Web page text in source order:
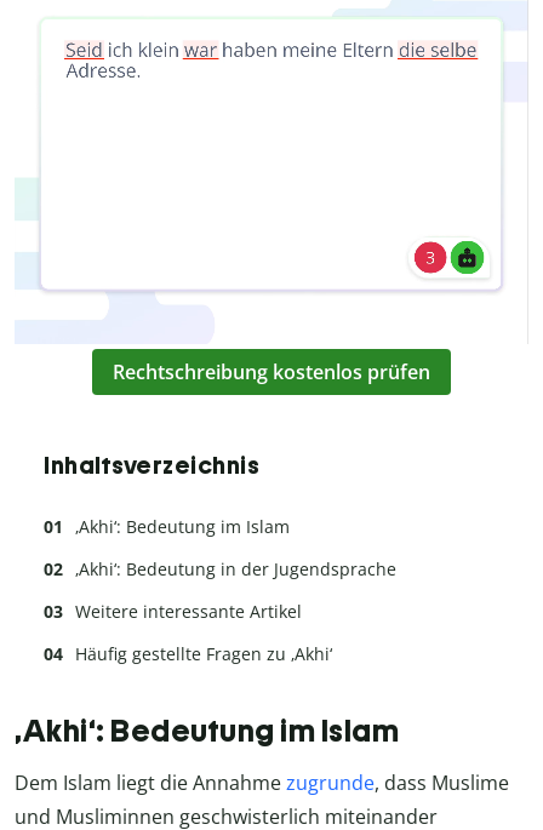
Rechtschreibung kostenlos prüfen
Inhaltsverzeichnis
‚Akhi‘: Bedeutung im Islam
‚Akhi‘: Bedeutung in der Jugendsprache
Weitere interessante Artikel
Häufig gestellte Fragen zu ‚Akhi‘
‚Akhi‘: Bedeutung im Islam
Dem Islam liegt die Annahmezugrunde, dass Muslime
und Musliminnen geschwisterlich miteinander